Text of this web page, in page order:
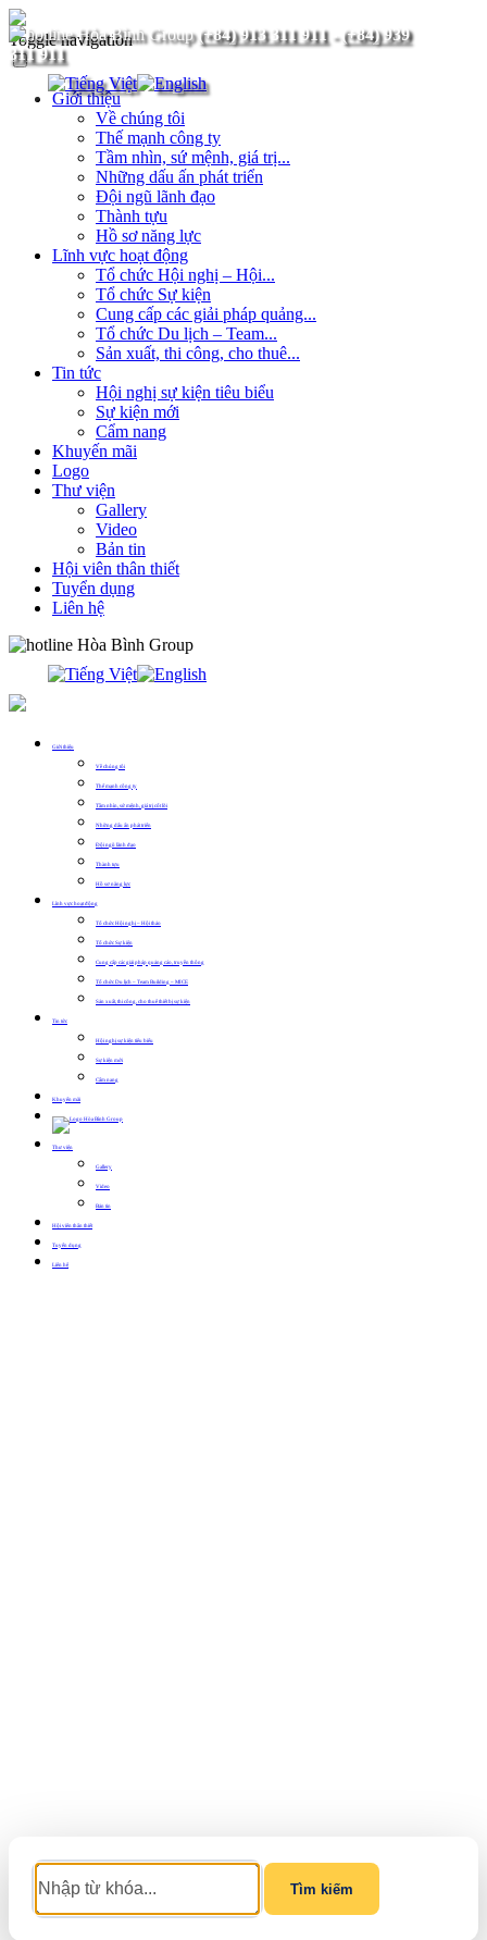
(+84) 913 311 911- (+84) 939
311 911
Toggle navigation
Giới thiệu
Về chúng tôi
Thế mạnh công ty
Tầm nhìn, sứ mệnh, giá trị...
Những dấu ấn phát triển
Đội ngũ lãnh đạo
Thành tựu
Hồ sơ năng lực
Lĩnh vực hoạt động
Tổ chức Hội nghị – Hội...
Tổ chức Sự kiện
Cung cấp các giải pháp quảng...
Tổ chức Du lịch – Team...
Sản xuất, thi công, cho thuê...
Tin tức
Hội nghị sự kiện tiêu biểu
Sự kiện mới
Cẩm nang
Khuyến mãi
Logo
Thư viện
Gallery
Video
Bản tin
Hội viên thân thiết
Tuyển dụng
Liên hệ
Giới thiệu
Về chúng tôi
Thế mạnh công ty
Tầm nhìn, sứ mệnh, giá trị cốt lõi
Những dấu ấn phát triển
Đội ngũ lãnh đạo
Thành tựu
Hồ sơ năng lực
Lĩnh vực hoạt động
Tổ chức Hội nghị – Hội thảo
Tổ chức Sự kiện
Cung cấp các giải pháp quảng cáo, truyền thông
Tổ chức Du lịch – Team Building – MICE
Sản xuất, thi công, cho thuê thiết bị sự kiện
Tin tức
Hội nghị sự kiện tiêu biểu
Sự kiện mới
Cẩm nang
Khuyến mãi
Thư viện
Gallery
Video
Bản tin
Hội viên thân thiết
Tuyển dụng
Liên hệ
Tìm kiếm